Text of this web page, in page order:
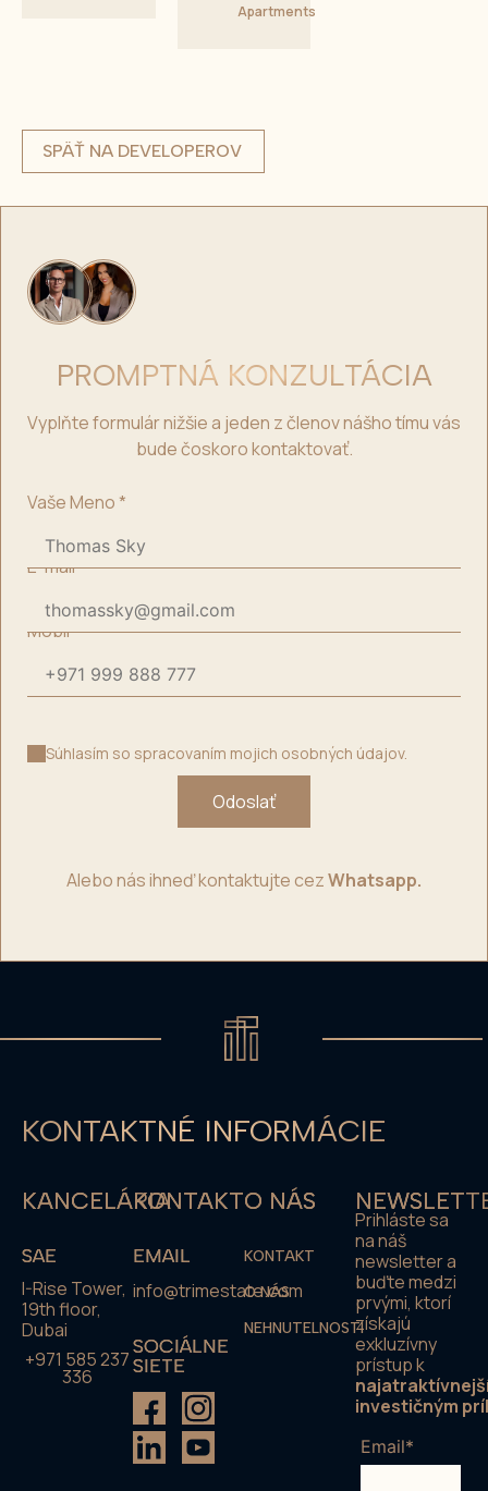
Apartments
SPÄŤ NA DEVELOPEROV
PROMPTNÁ KONZULTÁCIA
Vyplňte formulár nižšie a jeden z členov nášho tímu vás
bude čoskoro kontaktovať.
Vaše Meno*
E-mail*
Mobil*
Súhlasím so spracovaním mojich osobných údajov.
Odoslať
Alebo nás ihneď kontaktujte cezWhatsapp.
KONTAKTNÉ INFORMÁCIE
KANCELÁRIA
SAE
I-Rise Tower,
19th floor,
Dubai
+971 585 237
336
KONTAKT
EMAIL
info@trimestate.com
SOCIÁLNE
SIETE
O NÁS
KONTAKT
O NÁS
NEHNUTELNOSTI
Prihláste sa
na náš
newsletter a
buďte medzi
prvými, ktorí
získajú
exkluzívny
prístup k
investičným
Email*